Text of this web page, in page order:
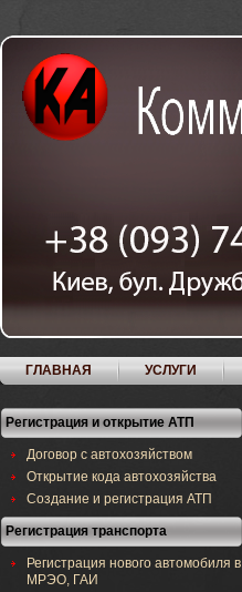
ГЛАВНАЯ УСЛУГИ
Регистрация и открытие АТП
Договор с автохозяйством
Открытие кода автохозяйства
Создание и регистрация АТП
Регистрация транспорта
Регистрация нового автомобиля в
МРЭО, ГАИ